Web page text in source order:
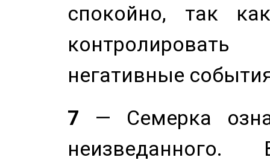
спокойно, так
негативные
7 — Семерка